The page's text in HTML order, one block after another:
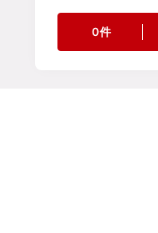
0件